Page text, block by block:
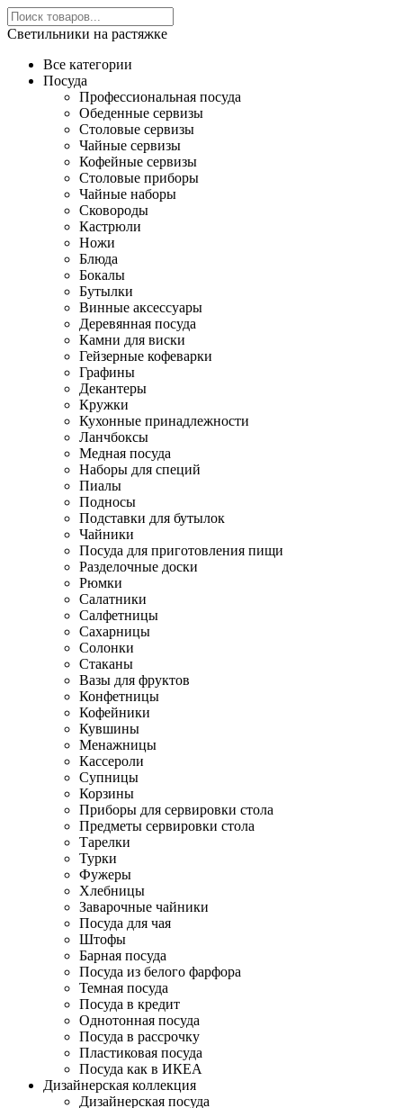
Светильники на растяжке
Все категории
Посуда
Профессиональная посуда
Обеденные сервизы
Столовые сервизы
Чайные сервизы
Кофейные сервизы
Столовые приборы
Чайные наборы
Сковороды
Кастрюли
Ножи
Блюда
Бокалы
Бутылки
Винные аксессуары
Деревянная посуда
Камни для виски
Гейзерные кофеварки
Графины
Декантеры
Кружки
Кухонные принадлежности
Ланчбоксы
Медная посуда
Наборы для специй
Пиалы
Подносы
Подставки для бутылок
Чайники
Посуда для приготовления пищи
Разделочные доски
Рюмки
Салатники
Салфетницы
Сахарницы
Солонки
Стаканы
Вазы для фруктов
Конфетницы
Кофейники
Кувшины
Менажницы
Кассероли
Супницы
Корзины
Приборы для сервировки стола
Предметы сервировки стола
Тарелки
Турки
Фужеры
Хлебницы
Заварочные чайники
Посуда для чая
Штофы
Барная посуда
Посуда из белого фарфора
Темная посуда
Посуда в кредит
Однотонная посуда
Посуда в рассрочку
Пластиковая посуда
Посуда как в ИКЕА
Дизайнерская коллекция
Дизайнерская посуда